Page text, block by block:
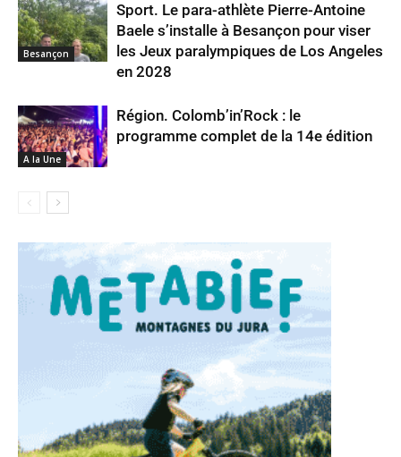
Besançon
Sport. Le para-athlète Pierre-Antoine
Baele s’installe à Besançon pour viser
les Jeux paralympiques de Los Angeles
en 2028
A la Une
Région. Colomb’in’Rock : le
programme complet de la 14e édition